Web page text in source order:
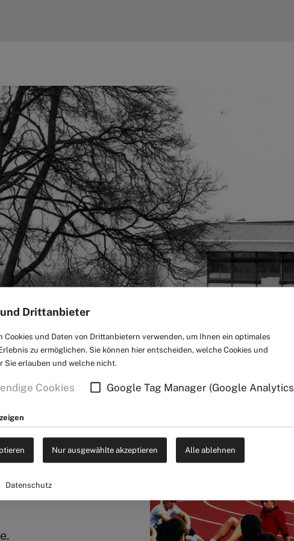
Drittanbieter
Cookies und Daten von Drittanbietern verwenden, um Ihnen ein optimales
zu ermöglichen. Sie können hier entscheiden, welche Cookies und
Sie erlauben und welche nicht.
Cookies Google Tag Manager (Google
Nur ausgewählte akzeptieren Alle ablehnen
Datenschutz
Familie trauert
der Nixdorf
für die Entstehung
ein